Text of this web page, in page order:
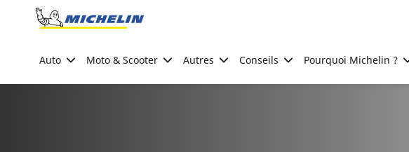
Go to page content
Auto Moto & Scooter Autres Conseils Pourquoi Michelin ?